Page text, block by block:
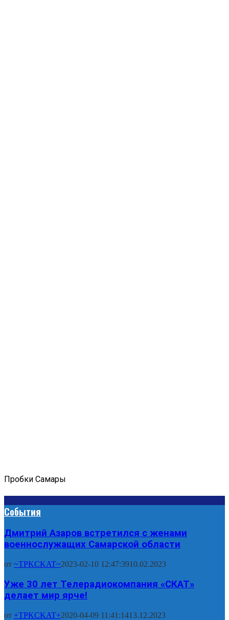
Пробки Самары
События
Дмитрий Азаров встретился с женами
военнослужащих Самарской области
от ~TPKCKAT~2023-02-10 12:47:3910.02.2023
Уже 30 лет Телерадиокомпания «СКАТ»
делает мир ярче!
от +TPKCKAT+2020-04-09 11:41:1413.12.2023